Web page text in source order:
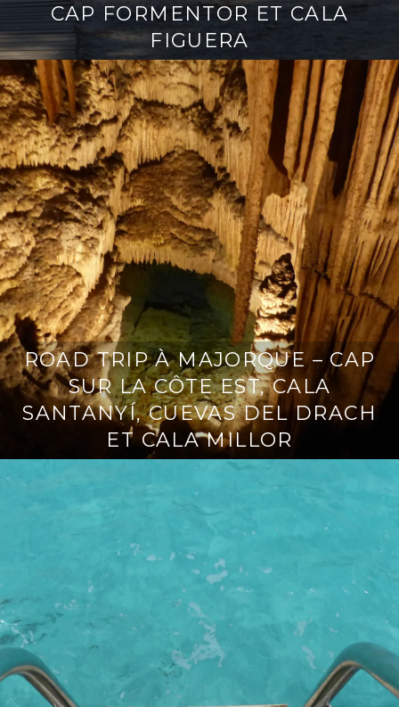
CAP FORMENTOR ET CALA
FIGUERA
ROAD TRIP À MAJORQUE – CAP
SUR LA CÔTE EST, CALA
SANTANYÍ, CUEVAS DEL DRACH
ET CALA MILLOR